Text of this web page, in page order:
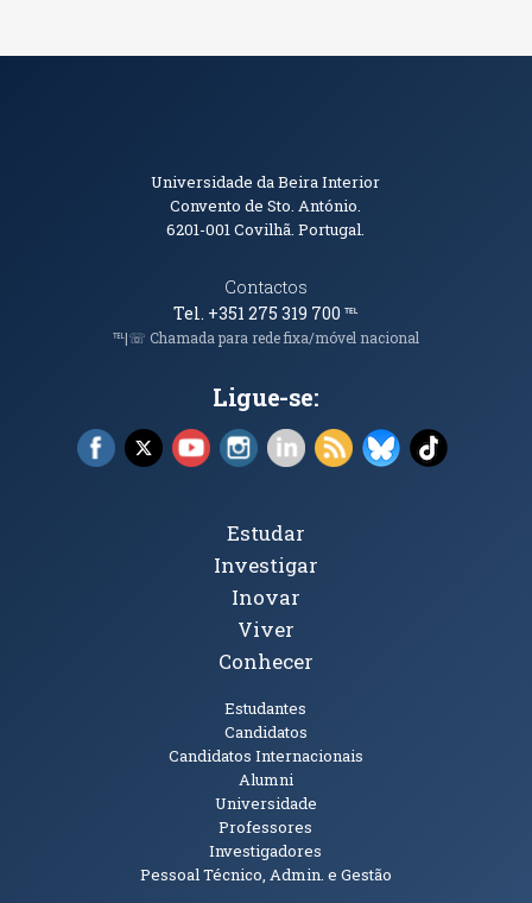
Informações de Contacto
Universidade da Beira Interior
Convento de Sto. António.
6201-001Covilhã. Portugal.
Contactos
Tel. +351 275 319 700℡
℡|☏ Chamada para rede fixa/móvel nacional
Ligue-se:
Facebook (abre em nova janela)
X (abre em nova janela)
YouTube (abre em nova janela)
Instagram (abre em nova janela)
LinkedIn (abre em nova
RSS (abre em nova
Bluesky (abre
TikTok
Tópicos Principais
Estudar
Investigar
Inovar
Viver
Conhecer
Estudantes
Candidatos
Candidatos Internacionais
Alumni
Universidade
Professores
Investigadores
Pessoal Técnico, Admin. e Gestão